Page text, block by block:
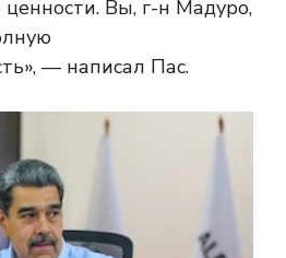
ценности. Вы, г-н Мадуро,
— написал Пас.